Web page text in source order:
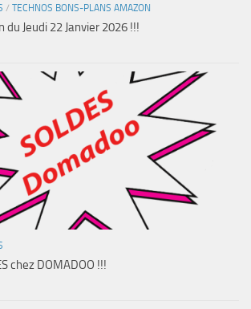
/ TECHNOS BONS-PLANS AMAZON
du Jeudi 22 Janvier 2026 !!!
chez DOMADOO !!!